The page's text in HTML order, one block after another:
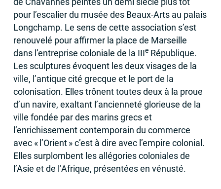
pour l’escalier du musée des Beaux-Arts au palais
Longchamp. Le sens de cette association s’est
renouvelé pour affirmer la place de Marseille
dans l’entreprise coloniale de la IIIeRépublique.
Les sculptures évoquent les deux visages de la
ville, l’antique cité grecque et le port de la
colonisation. Elles trônent toutes deux à la proue
d’un navire, exaltant l’ancienneté glorieuse de la
ville fondée par des marins grecs et
l’enrichissement contemporain du commerce
avec « l’Orient » c’est à dire avec l’empire colonial.
Elles surplombent les allégories coloniales de
l’Asie et de l’Afrique, présentées en vénusté.